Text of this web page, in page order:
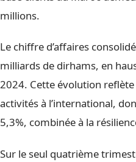
millions.
Le chiffre d’affaires
milliards de dirhams, en
2024. Cette évolution
activités à l’international,
5,3%, combinée à la
Sur le seul quatrième